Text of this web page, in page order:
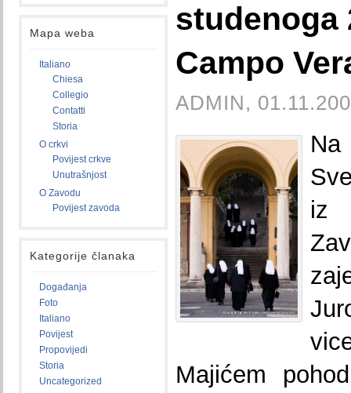
Mapa weba
Italiano
Chiesa
Collegio
Contatti
Storia
O crkvi
Povijest crkve
Unutrašnjost
O Zavodu
Povijest zavoda
Kategorije članaka
Događanja
Foto
Italiano
Povijest
Propovijedi
Storia
Uncategorized
studenoga
Campo
ADMIN,
iz
Majićem